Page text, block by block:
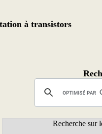
à transistors
Recherche sur